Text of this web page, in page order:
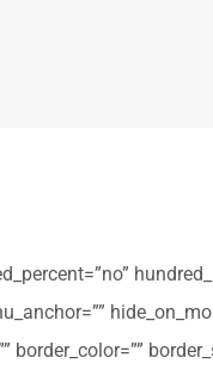
border_color=””